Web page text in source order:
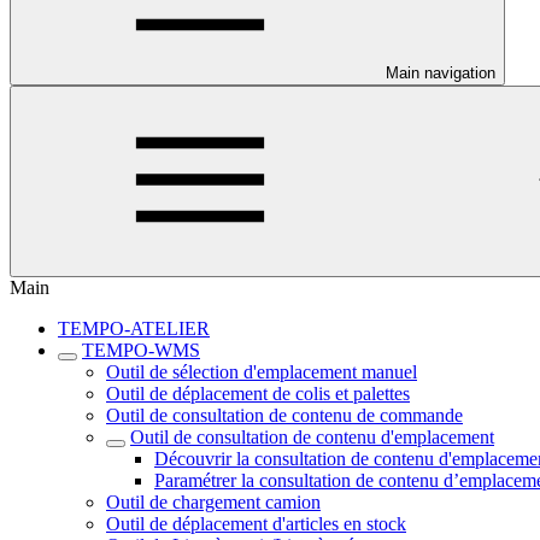
Main navigation
Main
TEMPO-ATELIER
TEMPO-WMS
Outil de sélection d'emplacement manuel
Outil de déplacement de colis et palettes
Outil de consultation de contenu de commande
Outil de consultation de contenu d'emplacement
Découvrir la consultation de contenu
Paramétrer la consultation de contenu
Outil de chargement camion
Outil de déplacement d'articles en stock